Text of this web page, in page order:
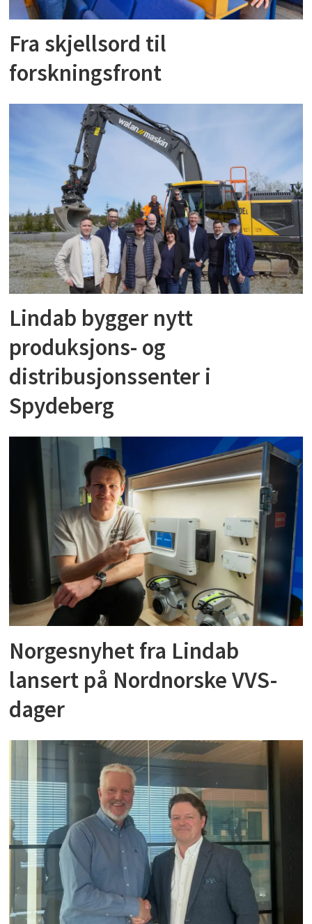
Fra skjellsord til
forskningsfront
Lindab bygger nytt
produksjons- og
distribusjonssenter i
Spydeberg
Norgesnyhet fra Lindab
lansert på Nordnorske VVS-
dager